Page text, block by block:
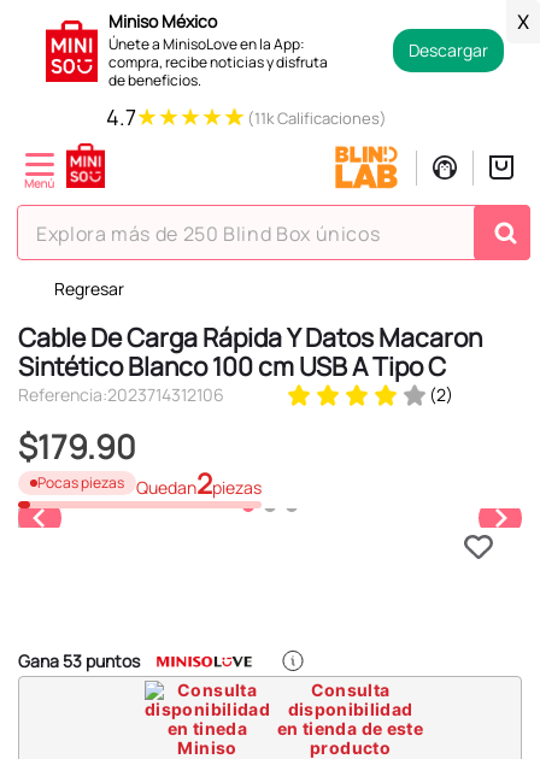
Miniso México
Únete a MinisoLove en la App:
compra, recibe noticias y disfruta
de beneficios.
Descargar
X
4.7★★★★★ (11k Calificaciones)
Explora más de 250 Blind Box únicos
Regresar
Cable De Carga Rápida Y Datos Macaron
Sintético Blanco 100 cm USB A Tipo C
Referencia:2023714312106 (2)
$179.90
Pocas piezas Quedan2piezas
Gana53 puntos
Consulta
disponibilidad
en tienda de este
producto
TÉRMINOS MÁS BUSCADOS
1.
hello kitty
2.
spiderman
4
osito cariñosito
5.
blind box
9.
toy story